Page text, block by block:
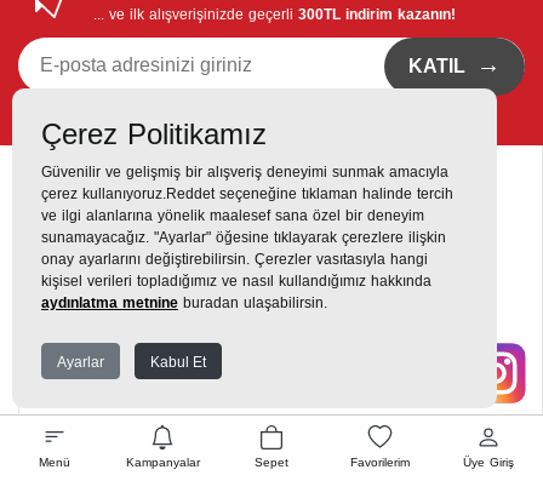
Menü Kampanyalar Sepet Favorilerim Üye Giriş
... ve ilk alışverişinizde geçerli 300TL indirim kazanın!
KATIL →
Destek Hattı
0216 420 00 00
Yukarı Dudullu, Alemdağ Cd No: 806, 34760 Dudullu, Ümraniye,
İstanbul
Çerez Politikamız
Güvenilir ve gelişmiş bir alışveriş deneyimi sunmak amacıyla
çerez kullanıyoruz.Reddet seçeneğine tıklaman halinde tercih
ve ilgi alanlarına yönelik maalesef sana özel bir deneyim
sunamayacağız. "Ayarlar" öğesine tıklayarak çerezlere ilişkin
onay ayarlarını değiştirebilirsin. Çerezler vasıtasıyla hangi
kişisel verileri topladığımız ve nasıl kullandığımız hakkında
aydınlatma metnine buradan ulaşabilirsin.
Ayarlar Kabul Et